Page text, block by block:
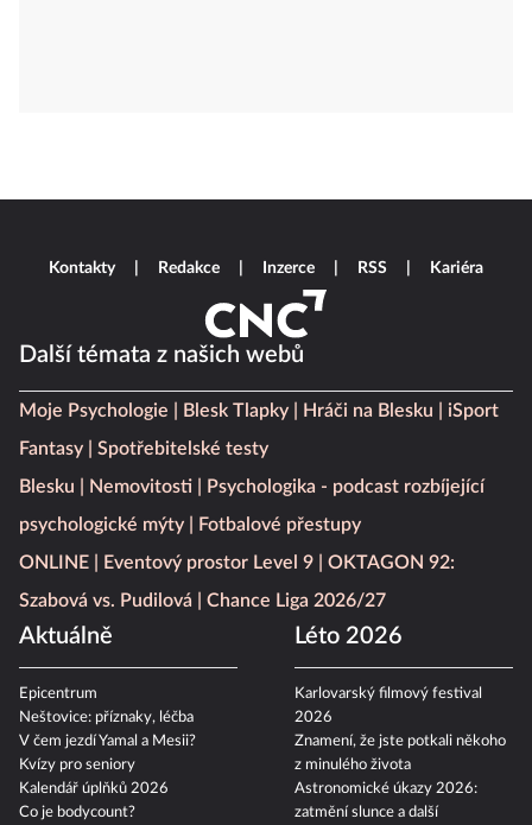
Další témata z našich webů
Moje Psychologie Blesk Tlapky Hráči na Blesku
iSport
Fantasy
Spotřebitelské testy
Blesku
Nemovitosti
Psychologika - podcast rozbíjející
psychologické mýty
Fotbalové přestupy
ONLINE
Eventový prostor Level 9
OKTAGON 92:
Szabová vs. Pudilová
Chance Liga 2026/27
Aktuálně
Epicentrum
Neštovice: příznaky, léčba
V čem jezdí Yamal a Mesii?
Kvízy pro seniory
Kalendář úplňků 2026
Co je bodycount?
Léto 2026
Karlovarský filmový festival
2026
Znamení, že jste potkali někoho
z minulého života
Astronomické úkazy 2026:
zatmění slunce a další
Kontakty Redakce Inzerce RSS Kariéra